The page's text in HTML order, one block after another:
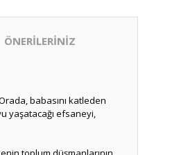
ÖNERİLERİNİZ
babasını katleden
yaşatacağı efsaneyi,